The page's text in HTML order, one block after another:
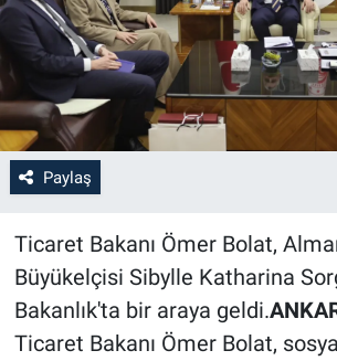
Paylaş
Ticaret Bakanı Ömer Bolat,
Büyükelçisi Sibylle Katharina
Bakanlık'ta bir araya geldi.
Ticaret Bakanı Ömer Bolat,